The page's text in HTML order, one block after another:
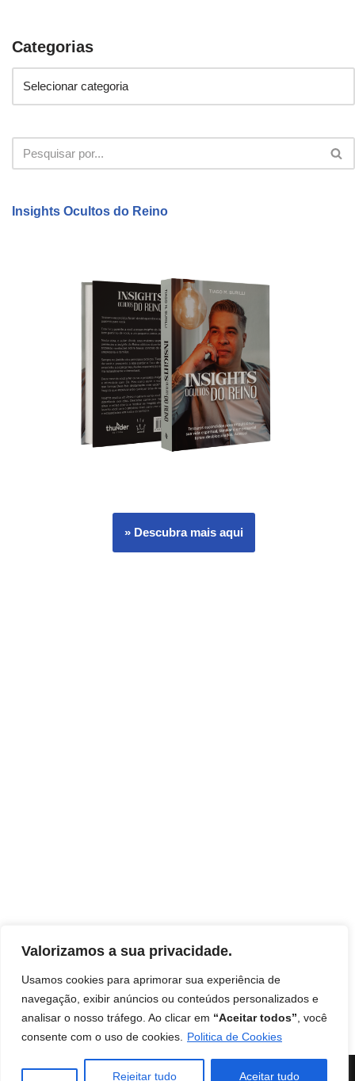
Valorizamos a sua privacidade.
Usamos cookies para aprimorar sua experiência de
navegação, exibir anúncios ou conteúdos personalizados e
analisar o nosso tráfego. Ao clicar em “Aceitar todos” , você
consente com o uso de cookies.
Politica de Cookies
Rejeitar tudo Aceitar tudo
Categorias
Insights Ocultos do Reino
» Descubra mais aqui
Início Contato Termos de uso
Disclaimer
Política de Privacidade
Livro: Insights Ocultos do Reino
Instituto Mentes de Sucesso | Burilli